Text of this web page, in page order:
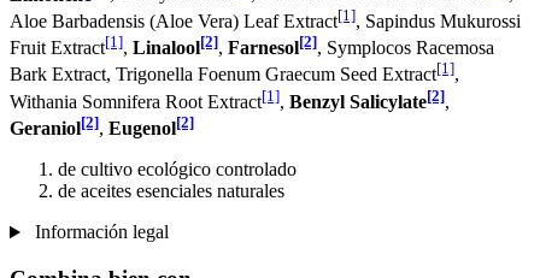
Aloe Barbadensis (Aloe Vera) Leaf Extract[1], Sapindus Mukurossi
Fruit Extract[1], Linalool[2], Farnesol[2], Symplocos Racemosa
Bark Extract, Trigonella Foenum Graecum Seed Extract[1],
Withania Somnifera Root Extract[1], Benzyl Salicylate[2],
Geraniol[2], Eugenol[2]
de cultivo ecológico controlado
de aceites esenciales naturales
Información legal